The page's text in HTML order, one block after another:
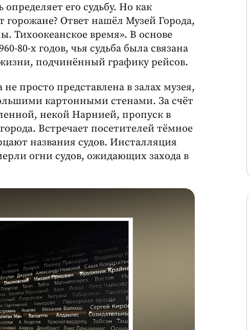
его судьбу. Но как
горожане? Ответ нашёл Музей Города,
Тихоокеанское время». В основе
80-х годов, чья судьба была связана
подчинённый графику рейсов.
не просто представлена в залах музея,
картонными стенами. За счёт
некой Нарнией, пропуск в
Встречает посетителей тёмное
названия судов. Инсталляция
огни судов, ожидающих захода в